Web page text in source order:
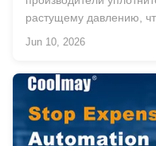
растущему давлению,
одновременно повысить
модули и обши...
Jun 10, 2026